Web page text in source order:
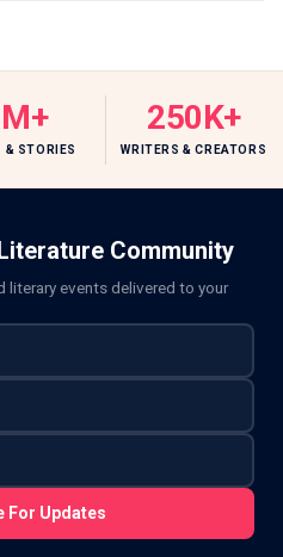
& STORIES
250K+
WRITERS & CREATORS
Community
literary events delivered to your
For Updates